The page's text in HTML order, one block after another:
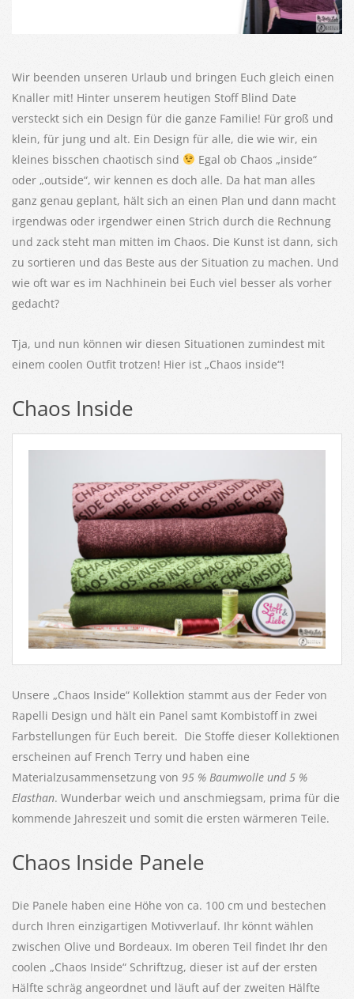
Wir beenden unseren Urlaub und bringen Euch gleich einen
Knaller mit! Hinter unserem heutigen Stoff Blind Date
versteckt sich ein Design für die ganze Familie! Für groß und
klein, für jung und alt. Ein Design für alle, die wie wir, ein
kleines bisschen chaotisch sind
Egal ob Chaos „inside“
oder „outside“, wir kennen es doch alle. Da hat man alles
ganz genau geplant, hält sich an einen Plan und dann macht
irgendwas oder irgendwer einen Strich durch die Rechnung
und zack steht man mitten im Chaos. Die Kunst ist dann, sich
zu sortieren und das Beste aus der Situation zu machen. Und
wie oft war es im Nachhinein bei Euch viel besser als vorher
gedacht?
Tja, und nun können wir diesen Situationen zumindest mit
einem coolen Outfit trotzen! Hier ist „Chaos inside“!
Chaos Inside
Unsere „Chaos Inside“ Kollektion stammt aus der Feder von
Rapelli Design und hält ein Panel samt Kombistoff in zwei
Farbstellungen für Euch bereit. Die Stoffe dieser Kollektionen
erscheinen auf French Terry und haben eine
Materialzusammensetzung von 95 % Baumwolle und 5 %
Elasthan. Wunderbar weich und anschmiegsam, prima für die
kommende Jahreszeit und somit die ersten wärmeren Teile.
Chaos Inside Panele
Die Panele haben eine Höhe von ca. 100 cm und bestechen
durch Ihren einzigartigen Motivverlauf. Ihr könnt wählen
zwischen Olive und Bordeaux. Im oberen Teil findet Ihr den
coolen „Chaos Inside“ Schriftzug, dieser ist auf der ersten
Hälfte schräg angeordnet und läuft auf der zweiten Hälfte